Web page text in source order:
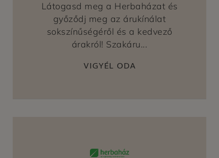
Látogasd meg a Herbaházat és
győződj meg az árukínálat
sokszínűségéről és a kedvező
árakról! Szakáru...
VIGYÉL ODA